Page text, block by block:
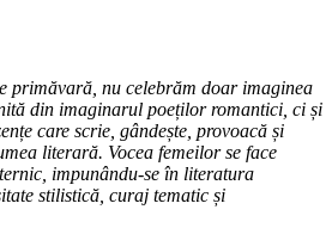
primăvară, nu celebrăm doar imaginea
din imaginarul poeților romantici, ci și
care scrie, gândește, provoacă și
literară. Vocea femeilor se face
impunându-se în literatura
stilistică, curaj tematic și